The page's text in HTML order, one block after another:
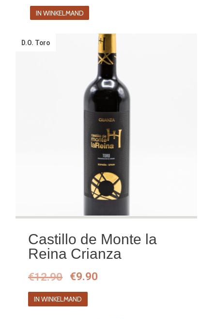
prijs
was:
€10.50.€8.50.
IN WINKELMAND
D.O. Toro
Castillo de Monte la
Reina Crianza
€12.90
Oorspronkelijke
prijs
was:
€9.90
IN WINKELMAND